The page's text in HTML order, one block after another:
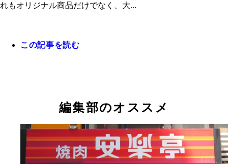
れもオリジナル商品だけでなく、大...
この記事を読む
編集部のオススメ